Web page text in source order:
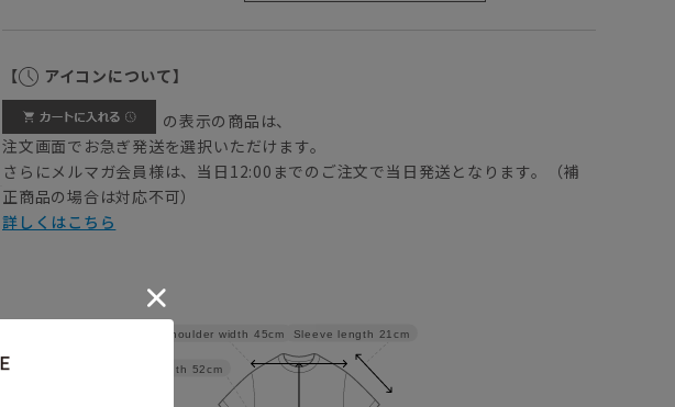
【 アイコンについて】
の表示の商品は、
注文画面でお急ぎ発送を選択いただけます。
さらにメルマガ会員様は、当日12:00までのご注文で当日発送となります。（補
正商品の場合は対応不可）
詳しくはこちら
Sleeve length 21cm
Width 52cm
Shoulder width 45cm